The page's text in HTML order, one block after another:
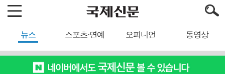
뉴스 스포츠·연예 오피니언 동영상